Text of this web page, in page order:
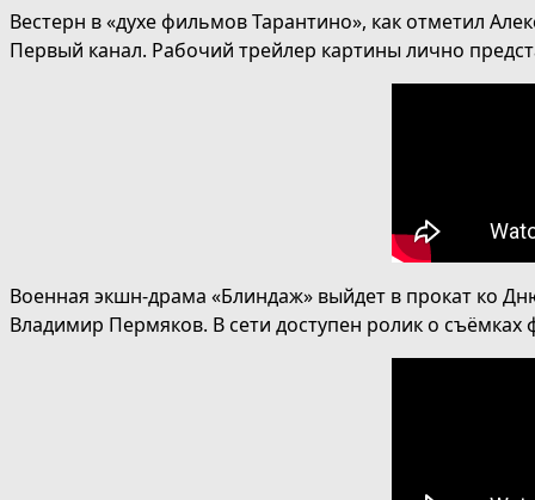
Вестерн в «духе фильмов Тарантино», как отметил
Первый канал. Рабочий трейлер картины лично
Военная экшн-драма «Блиндаж» выйдет в прокат ко
Владимир Пермяков. В сети доступен ролик о